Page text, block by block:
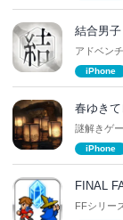
結合男子
アドベン
iPhone
春ゆき
謎解きゲ
iPhone
FINAL
FFシリー